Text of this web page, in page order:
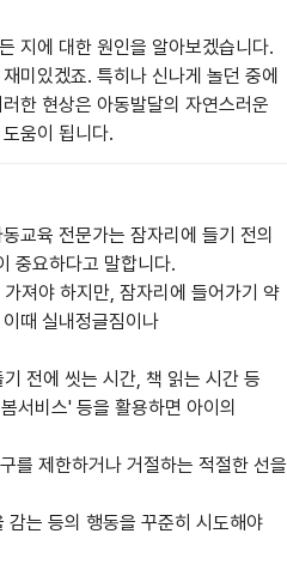
지에 대한 원인을 알아보겠습니다.
미있겠죠. 특히나 신나게 놀던 중에
한 현상은 아동발달의 자연스러운
움이 됩니다.
교육 전문가는 잠자리에 들기 전의
중요하다고 말합니다.
져야 하지만, 잠자리에 들어가기 약
때 실내정글짐이나
전에 씻는 시간, 책 읽는 시간 등
서비스' 등을 활용하면 아이의
를 제한하거나 거절하는 적절한 선을
는 등의 행동을 꾸준히 시도해야